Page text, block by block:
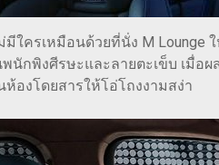
มีใครเหมือนด้วยที่นั่ง M
นักพิงศีรษะและลายตะเข็บ เมื่
องโดยสารให้โอ่โถงงามสง่า